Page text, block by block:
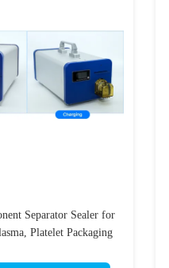
Separator Sealer for
Platelet Packaging